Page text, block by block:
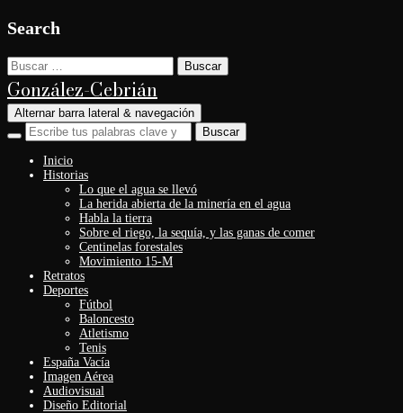
Search
Buscar:
González-Cebrián
Alternar barra lateral & navegación
Inicio
Historias
Lo que el agua se llevó
La herida abierta de la minería en el agua
Habla la tierra
Sobre el riego, la sequía, y las ganas de comer
Centinelas forestales
Movimiento 15-M
Retratos
Deportes
Fútbol
Baloncesto
Atletismo
Tenis
España Vacía
Imagen Aérea
Audiovisual
Diseño Editorial